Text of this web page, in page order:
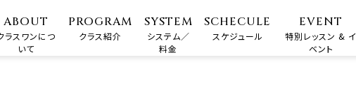
ABOUT
ラスワンにつ
いて
PROGRAM
クラス紹介
SYSTEM
システム／
料金
SCHECULE
スケジュール
EVENT
特別レッスン & イ
ベント